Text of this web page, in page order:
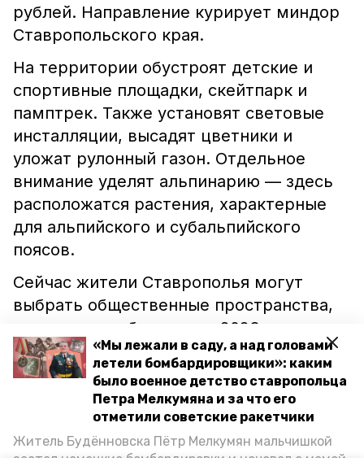
«Мы лежали в саду, а над головами
летели бомбардировщики»: каким
было военное детство ставропольца
Петра Мелкумяна и за что его
отметили советские ракетчики
Житель Будённовска Пётр Мелкумян мальчишкой
рублей. Направление курирует миндор
Ставропольского края.
На территории обустроят детские и
спортивные площадки, скейтпарк и
памптрек. Также установят световые
инсталляции, высадят цветники и
уложат рулонный газон. Отдельное
внимание уделят альпинарию –– здесь
расположатся растения, характерные
для альпийского и субальпийского
поясов.
Сейчас жители Ставрополья могут
выбрать общественные пространства,
которые преобразятся в 2023 году.
Голосование продлится до 30 мая.
Глава региона Владимир Владимиров
земляков активно делиться
своим мнением.